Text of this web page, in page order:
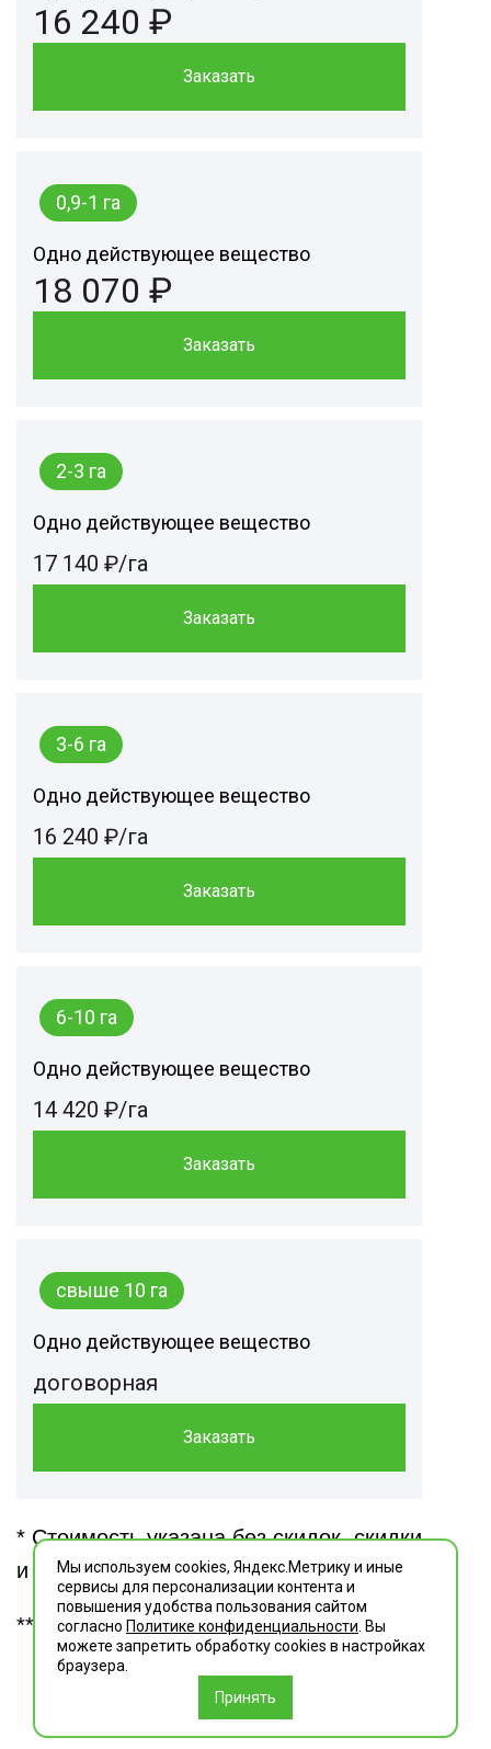
16 240 ₽
Заказать
0,9-1 га
Одно действующее вещество
18 070 ₽
Заказать
2-3 га
Одно действующее вещество
17 140 ₽/га
Заказать
3-6 га
Одно действующее вещество
16 240 ₽/га
Заказать
6-10 га
Одно действующее вещество
14 420 ₽/га
Заказать
свыше 10 га
Одно действующее вещество
договорная
Заказать
* Стоимость указана без скидок, скидки
и акции уточняйте у менеджера.
** Транспортные расходы — 40 р./км
Мы используем cookies, Яндекс.Метрику и иные
сервисы для персонализации контента и
повышения удобства пользования сайтом
согласно Политике конфиденциальности . Вы
можете запретить обработку сookies в настройках
браузера.
Принять